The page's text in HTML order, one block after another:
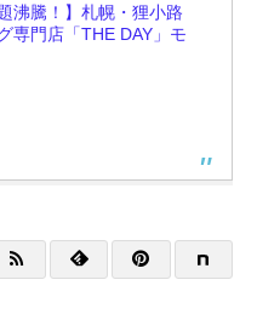
沸騰！】札幌・狸小路
専門店「THE DAY」モ